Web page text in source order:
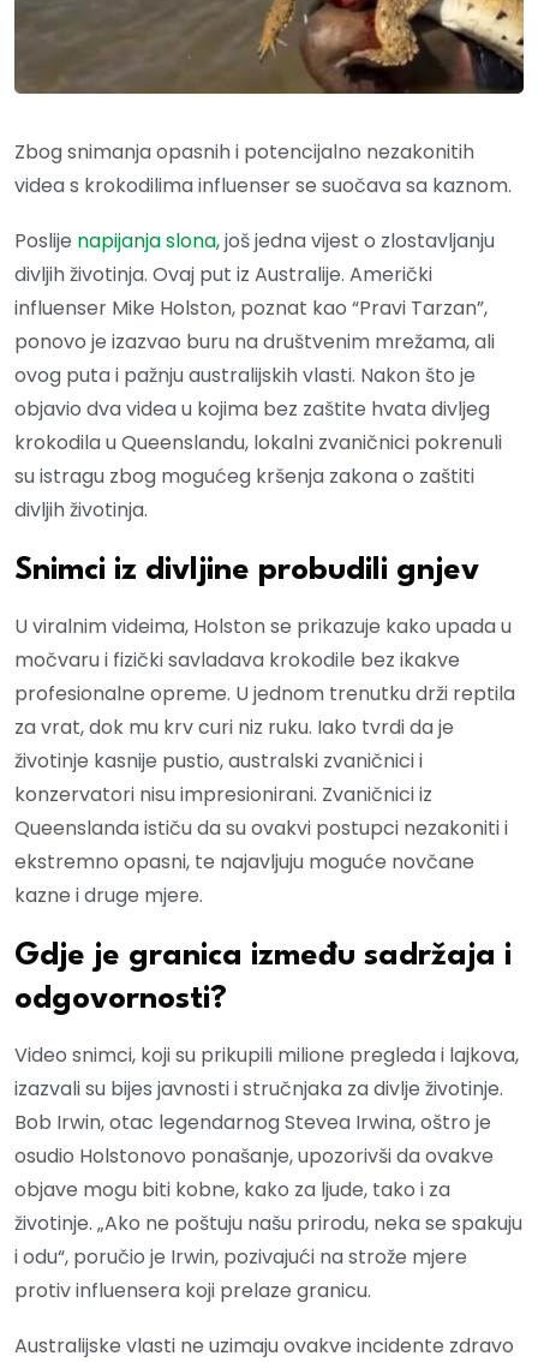
Zbog snimanja opasnih i potencijalno nezakonitih
videa s krokodilima influenser se suočava sa kaznom.
Poslije napijanja slona, još jedna vijest o zlostavljanju
divljih životinja. Ovaj put iz Australije. Američki
influenser Mike Holston, poznat kao “Pravi Tarzan”,
ponovo je izazvao buru na društvenim mrežama, ali
ovog puta i pažnju australijskih vlasti. Nakon što je
objavio dva videa u kojima bez zaštite hvata divljeg
krokodila u Queenslandu, lokalni zvaničnici pokrenuli
su istragu zbog mogućeg kršenja zakona o zaštiti
divljih životinja.
Snimci iz divljine probudili gnjev
U viralnim videima, Holston se prikazuje kako upada u
močvaru i fizički savladava krokodile bez ikakve
profesionalne opreme. U jednom trenutku drži reptila
za vrat, dok mu krv curi niz ruku. Iako tvrdi da je
životinje kasnije pustio, australski zvaničnici i
konzervatori nisu impresionirani. Zvaničnici iz
Queenslanda ističu da su ovakvi postupci nezakoniti i
ekstremno opasni, te najavljuju moguće novčane
kazne i druge mjere.
Gdje je granica između sadržaja i
odgovornosti?
Video snimci, koji su prikupili milione pregleda i lajkova,
izazvali su bijes javnosti i stručnjaka za divlje životinje.
Bob Irwin, otac legendarnog Stevea Irwina, oštro je
osudio Holstonovo ponašanje, upozorivši da ovakve
objave mogu biti kobne, kako za ljude, tako i za
životinje. „Ako ne poštuju našu prirodu, neka se spakuju
i odu“, poručio je Irwin, pozivajući na strože mjere
protiv influensera koji prelaze granicu.
Australijske vlasti ne uzimaju ovakve incidente zdravo